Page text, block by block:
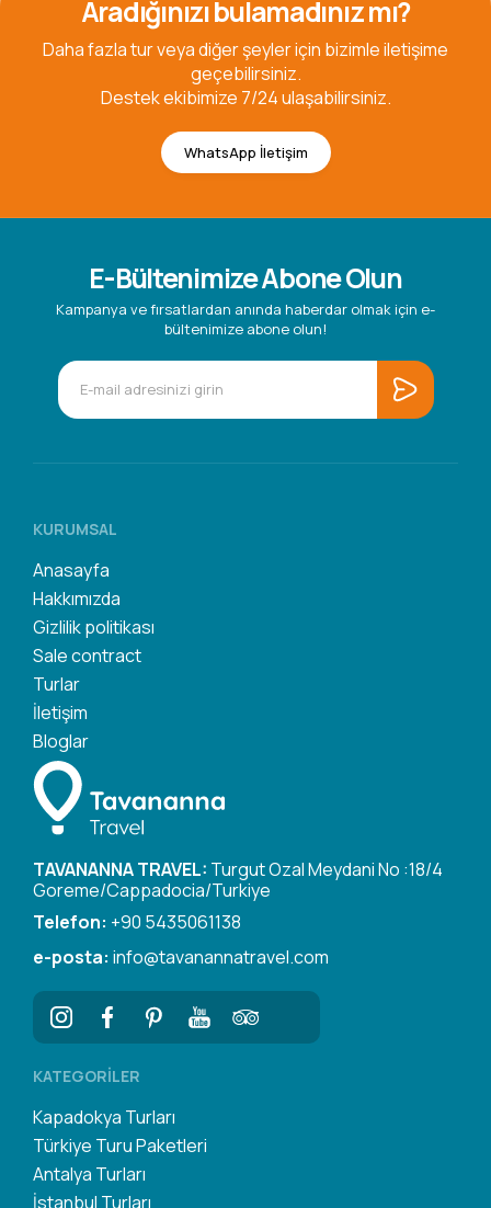
Aradığınızı bulamadınız mı?
Daha fazla tur veya diğer şeyler için bizimle iletişime
geçebilirsiniz.
Destek ekibimize 7/24 ulaşabilirsiniz.
WhatsApp İletişim
E-Bültenimize Abone Olun
Kampanya ve fırsatlardan anında haberdar olmak için e-
bültenimize abone olun!
KURUMSAL
Anasayfa
Hakkımızda
Gizlilik politikası
Sale contract
Turlar
İletişim
Bloglar
TAVANANNA TRAVEL: Turgut Ozal Meydani No :18/4
Goreme/Cappadocia/Turkiye
Telefon: +90 5435061138
e-posta: info@tavanannatravel.com
KATEGORILER
Kapadokya Turları
Türkiye Turu Paketleri
Antalya Turları
İstanbul Turları